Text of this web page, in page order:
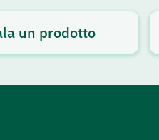
un prodotto